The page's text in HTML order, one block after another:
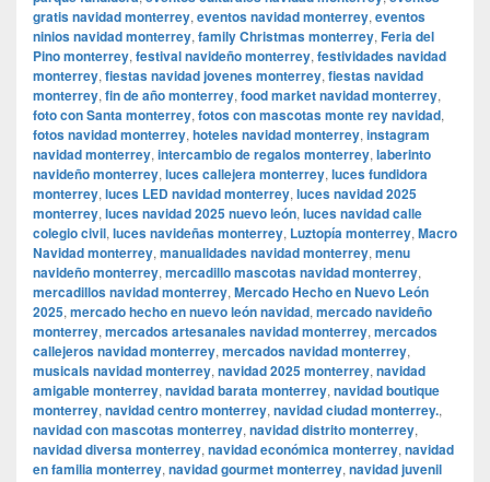
gratis navidad monterrey, eventos navidad monterrey, eventos
ninios navidad monterrey, family Christmas monterrey, Feria del
Pino monterrey, festival navideño monterrey, festividades navidad
monterrey, fiestas navidad jovenes monterrey, fiestas navidad
monterrey, fin de año monterrey, food market navidad monterrey,
foto con Santa monterrey, fotos con mascotas monte rey navidad,
fotos navidad monterrey, hoteles navidad monterrey, instagram
navidad monterrey, intercambio de regalos monterrey, laberinto
navideño monterrey, luces callejera monterrey, luces fundidora
monterrey, luces LED navidad monterrey, luces navidad 2025
monterrey, luces navidad 2025 nuevo león, luces navidad calle
colegio civil, luces navideñas monterrey, Luztopía monterrey, Macro
Navidad monterrey, manualidades navidad monterrey, menu
navideño monterrey, mercadillo mascotas navidad monterrey,
mercadillos navidad monterrey, Mercado Hecho en Nuevo León
2025, mercado hecho en nuevo león navidad, mercado navideño
monterrey, mercados artesanales navidad monterrey, mercados
callejeros navidad monterrey, mercados navidad monterrey,
musicals navidad monterrey, navidad 2025 monterrey, navidad
amigable monterrey, navidad barata monterrey, navidad boutique
monterrey, navidad centro monterrey, navidad ciudad monterrey.,
navidad con mascotas monterrey, navidad distrito monterrey,
navidad diversa monterrey, navidad económica monterrey, navidad
en familia monterrey, navidad gourmet monterrey, navidad juvenil